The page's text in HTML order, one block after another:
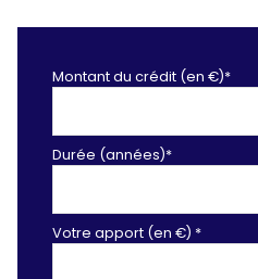
Montant du crédit (en €)*
Durée (années)*
Votre apport (en €) *